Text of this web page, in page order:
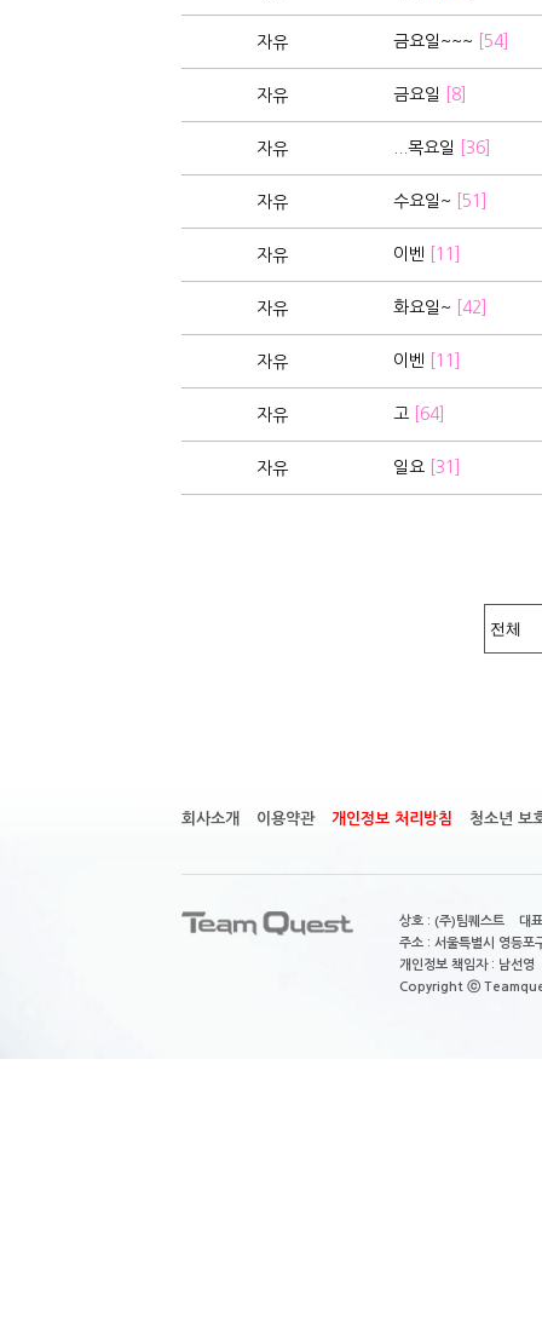
자유 금요일~~~ [54]
자유 금요일 [8]
자유 ...목요일 [36]
자유 수요일~ [51]
자유 이벤 [11]
자유 화요일~ [42]
자유 이벤 [11]
자유 고 [64]
자유 일요 [31]
회사소개 이용약관 개인정보 처리방침 청소년 보
상호 : (주)팀퀘스트 대
주소 : 서울특별시 영등
개인정보 책임자 : 남
Copyright ⓒ